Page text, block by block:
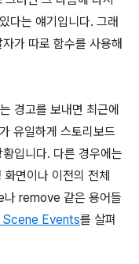
다는 얘기입니다. 그래
가 따로 함수를 사용해
경고를 보내면 최근에
유일하게 스토리보드
입니다. 다른 경우에는
면이나 이전의 전체
remove 같은 용어들
Events를 살펴